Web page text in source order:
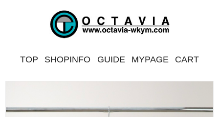
TOP SHOPINFO GUIDE MYPAGE CART